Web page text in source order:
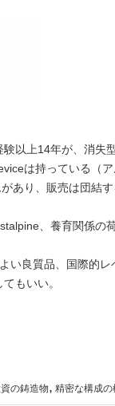
以上14年が、消失
は持っている（ア
あり、販売は団結
、 養育関係の
い良質品、国際的
もいい。
の鋳造物, 精密な構成の